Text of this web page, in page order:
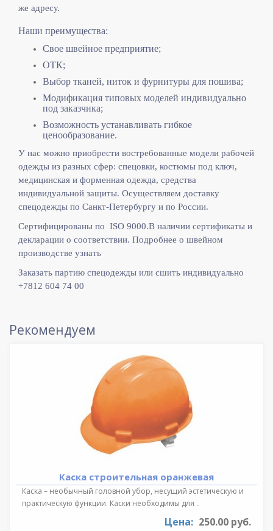
же адресу.
Наши преимущества:
Свое швейное предприятие;
ОТК;
Выбор тканей, ниток и фурнитуры для пошива;
Модификация типовых моделей индивидуально
под заказчика;
Возможность устанавливать гибкое
ценообразование.
У нас можно приобрести востребованные модели рабочей
одежды из разных сфер: спецовки, костюмы под ключ,
медицинская и форменная одежда, средства
индивидуальной защиты. Осуществляем доставку
спецодежды по Санкт-Петербургу и по России.
Сертифицированы по ISO 9000.В наличии сертификаты и
декларации о соответствии. Подробнее о швейном
производстве узнать
Заказать партию спецодежды или сшить индивидуально
+7812 604 74 00
Рекомендуем
Каска строительная оранжевая
Каска – необычный головной убор, несущий эстетическую и
практическую функции. Каски необходимы для ..
Цена: 250.00 руб.